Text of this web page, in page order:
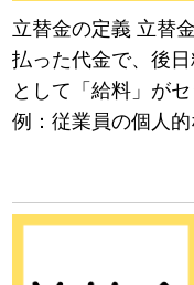
立替金の定義 立替
払った代金で、後
として「給料」が
例：従業員の個人